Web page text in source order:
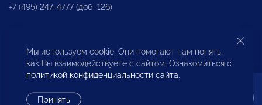
+7 (495) 247-4777 (доб. 126)
Бюро по защите прав предпринимателей и
инвесторов
Мы используем cookie. Они помогают нам понять,
как Вы взаимодействуете с сайтом. Ознакомиться с
политикой конфиденциальности сайта.
Принять